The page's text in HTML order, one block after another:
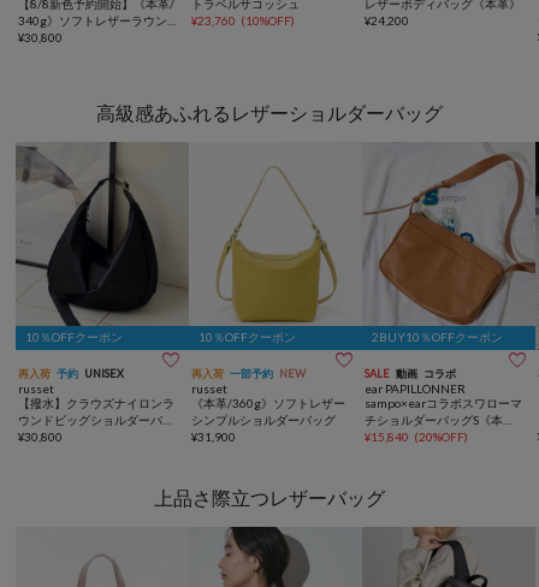
【8/8新色予約開始】《本革/
340g》ソフトレザーラウンド
ショルダーバッグ
¥30,800
トラベルサコッシュ
¥23,760 (10%OFF)
レザーボディバッグ《本革》
¥24,200
高級感あふれるレザーショルダーバッグ
10％OFFクーポン
再入荷 予約 UNISEX 
russet
【撥水】クラウズナイロンラ
ウンドビッグショルダーバッ
グ
¥30,800
10％OFFクーポン
再入荷 一部予約 NEW 
russet
《本革/360g》ソフトレザー
シンプルショルダーバッグ
¥31,900
2BUY10％OFFクーポン
SALE 動画 コラボ 
ear PAPILLONNER
sampo×earコラボスワローマ
チショルダーバッグS《本
革》
¥15,840 (20%OFF)
上品さ際立つレザーバッグ